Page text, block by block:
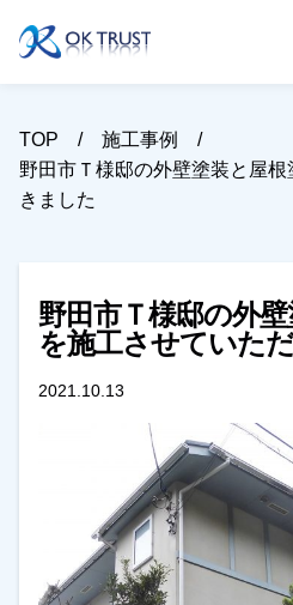
TOP
施工事例
野田市Ｔ様邸の外壁塗装と屋
きました
野田市Ｔ様邸の外
を施工させていた
2021.10.13